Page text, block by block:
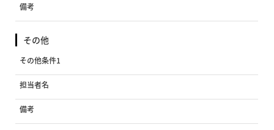
備考
その他
その他条件1
担当者名
備考